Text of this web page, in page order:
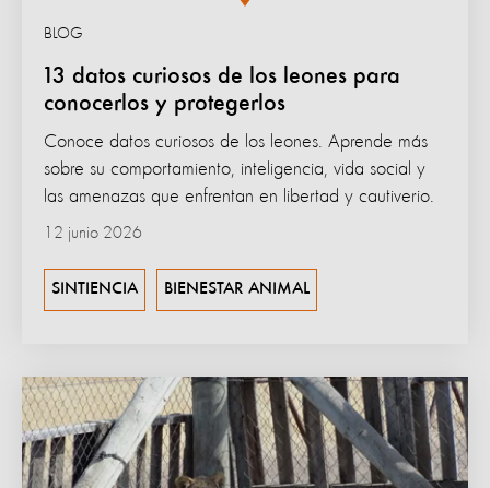
13 datos curiosos de los leones para
conocerlos y protegerlos
BLOG
Conoce datos curiosos de los leones. Aprende más
sobre su comportamiento, inteligencia, vida social y
las amenazas que enfrentan en libertad y cautiverio.
12 junio 2026
SINTIENCIA BIENESTAR ANIMAL